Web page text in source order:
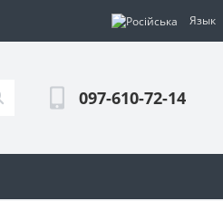
Язык
097-610-72-14